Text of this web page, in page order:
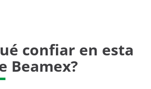
confiar en esta
Beamex?